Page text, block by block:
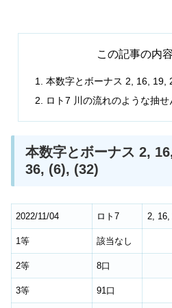
この記事の内容
本数字とボーナス 2, 16, 19,
ロト7 川の流れのような抽
本数字とボーナス 2,
36, (6), (32)
2022/11/04 ロト7 2, 16,
1等 該当なし
2等 8口
3等 91口